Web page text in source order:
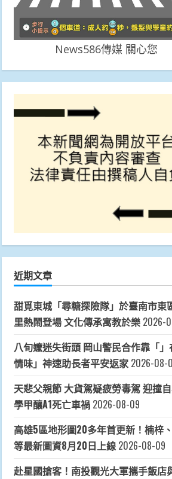
News586傳媒 關心您
近期文章
甜覓東城「尋糖探險隊」於臺南市東
里熱鬧登場 文化傳承寓教於樂 2026-
八旬嬤迷失街頭 岡山警民合作靠「
情味」神速助長者平安返家 2026-08-
天悲父親節 大貨駕疑疲勞毒駕 迎撞
學甲釀A1死亡車禍 2026-08-09
高雄5區地形圖20多年首更新！楠梓
等最新圖資8月20日上線 2026-08-09
赴星國搶客！南投觀光大軍攜手飯店